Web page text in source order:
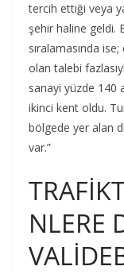
tercih ettiği veya
şehir haline geldi.
sıralamasında
olan talebi
sanayi yüzde 140
ikinci kent oldu.
bölgede yer alan
var.”
NLERE